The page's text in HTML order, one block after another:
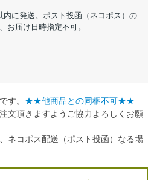
内に発送。ポスト投函（ネコポス）の
お届け日時指定不可。
す。 ★★他商品との同梱不可★★
文頂きますようご協力よろしくお願
ネコポス配送（ポスト投函）なる場